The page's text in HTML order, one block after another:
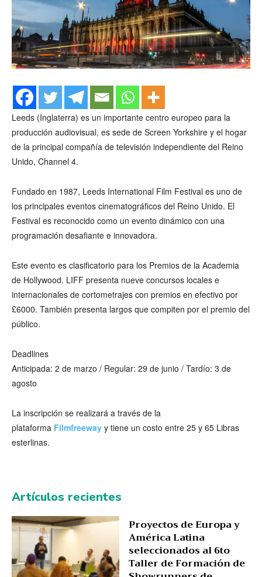
Leeds (Inglaterra) es un importante centro europeo para la
producción audiovisual, es sede de Screen Yorkshire y el hogar
de la principal compañía de televisión independiente del Reino
Unido, Channel 4.
Fundado en 1987, Leeds International Film Festival es uno de
los principales eventos cinematográficos del Reino Unido. El
Festival es reconocido como un evento dinámico con una
programación desafiante e innovadora.
Este evento es clasificatorio para los Premios de la Academia
de Hollywood. LIFF presenta nueve concursos locales e
internacionales de cortometrajes con premios en efectivo por
£6000. También presenta largos que compiten por el premio del
público.
Deadlines
Anticipada: 2 de marzo / Regular: 29 de junio / Tardío: 3 de
agosto
La inscripción se realizará a través de la
plataforma Filmfreeway y tiene un costo entre 25 y 65 Libras
esterlinas.
Artículos recientes
Proyectos de Europa y
América Latina
seleccionados al 6to
Taller de Formación de